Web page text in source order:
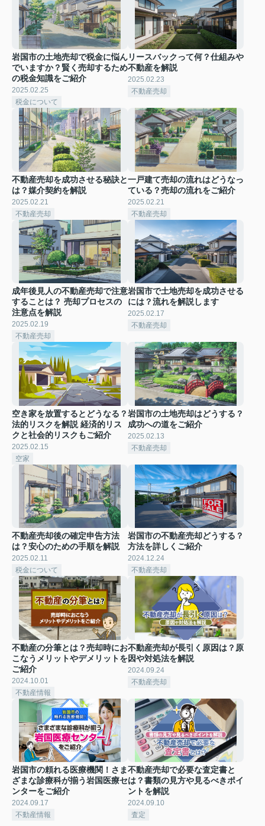
岩国市の土地売却で税金に悩ん
でいますか？賢く売却するため
の税金知識をご紹介
2025.02.25
税金について
リースバックって何？仕組みや
不動産を解説
2025.02.23
不動産売却
不動産売却を成功させる秘訣と
は？媒介契約を解説
2025.02.21
不動産売却
一戸建て売却の流れはどうなっ
ている？売却の流れをご紹介
2025.02.21
不動産売却
成年後見人の不動産売却で注意
することは？ 売却プロセスの
注意点を解説
2025.02.19
不動産売却
岩国市で土地売却を成功させる
には？流れを解説します
2025.02.17
不動産売却
空き家を放置するとどうなる？
法的リスクを解説 経済的リス
クと社会的リスクもご紹介
2025.02.15
空家
岩国市の土地売却はどうする？
成功への道をご紹介
2025.02.13
不動産売却
不動産売却後の確定申告方法
は？安心のための手順を解説
2025.02.11
税金について
岩国市の不動産売却どうする？
方法を詳しくご紹介
2024.12.24
不動産売却
不動産の分筆とは？売却時にお
こなうメリットやデメリットを
ご紹介
2024.10.01
不動産情報
不動産売却が長引く原因は？原
因や対処法を解説
2024.09.24
不動産売却
岩国市の頼れる医療機関！さま
ざまな診療科が揃う岩国医療セ
ンターをご紹介
2024.09.17
不動産情報
不動産売却で必要な査定書と
は？書類の見方や見るべきポイ
ントを解説
2024.09.10
査定